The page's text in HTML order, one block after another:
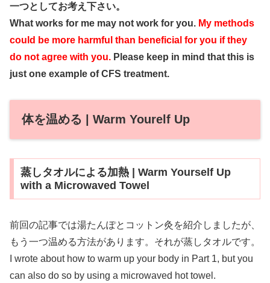
一つとしてお考え下さい。
What works for me may not work for you. My methods
could be more harmful than beneficial for you if they
do not agree with you. Please keep in mind that this is
just one example of CFS treatment.
体を温める | Warm Yourelf Up
蒸しタオルによる加熱 | Warm Yourself Up
with a Microwaved Towel
前回の記事では湯たんぽとコットン灸を紹介しましたが、
もう一つ温める方法があります。それが蒸しタオルです。
I wrote about how to warm up your body in Part 1, but you
can also do so by using a microwaved hot towel.